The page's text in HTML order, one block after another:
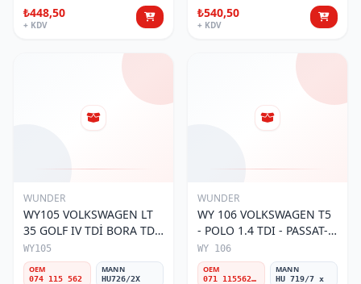
₺448,50
+ KDV
₺540,50
+ KDV
WUNDER
WY105 VOLKSWAGEN LT
35 GOLF IV TDİ BORA TDİ
074 115 562 Yağ Filtresi
WY105
OEM
074 115 562
MANN
HU726/2X
WUNDER
WY 106 VOLKSWAGEN T5
- POLO 1.4 TDI - PASSAT-
JETTA 03-11 071 115562 A
Yağ Filtresi
WY 106
OEM
071 115562 A
MANN
HU 719/7 x